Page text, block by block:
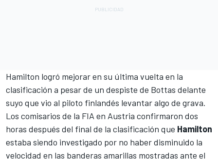
Hamilton logró mejorar en su última vuelta en la
clasificación a pesar de un despiste de Bottas delante
suyo que vio al piloto finlandés levantar algo de grava.
Los comisarios de la FIA en Austria confirmaron dos
horas después del final de la clasificación que Hamilton
estaba siendo investigado por no haber disminuido la
velocidad en las banderas amarillas mostradas ante el